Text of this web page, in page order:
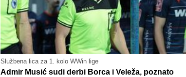
Službena lica za 1. kolo WWin lige
Admir Musić sudi derbi Borca i Veleža, poznato